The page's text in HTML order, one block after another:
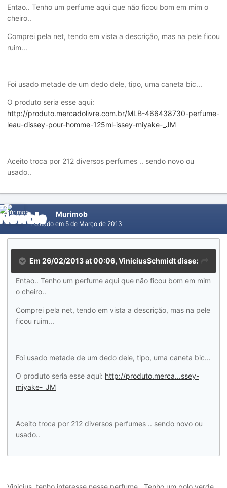
Entao.. Tenho um perfume aqui que não ficou bom em mim o
cheiro..
Comprei pela net, tendo em vista a descrição, mas na pele ficou
ruim...
Foi usado metade de um dedo dele, tipo, uma caneta bic...
O produto seria esse aqui:
http://produto.mercadolivre.com.br/MLB-466438730-perfume-
leau-dissey-pour-homme-125ml-issey-miyake-_JM
Aceito troca por 212 diversos perfumes .. sendo novo ou
usado..
Murimob
Postado em 5 de Março de 2013
Em 26/02/2013 at 00:06, ViniciusSchmidt disse:
Entao.. Tenho um perfume aqui que não ficou bom em mim
o cheiro..
Comprei pela net, tendo em vista a descrição, mas na pele
ficou ruim...
Foi usado metade de um dedo dele, tipo, uma caneta bic...
O produto seria esse aqui: http://produto.merca...ssey-
miyake-_JM
Aceito troca por 212 diversos perfumes .. sendo novo ou
usado..